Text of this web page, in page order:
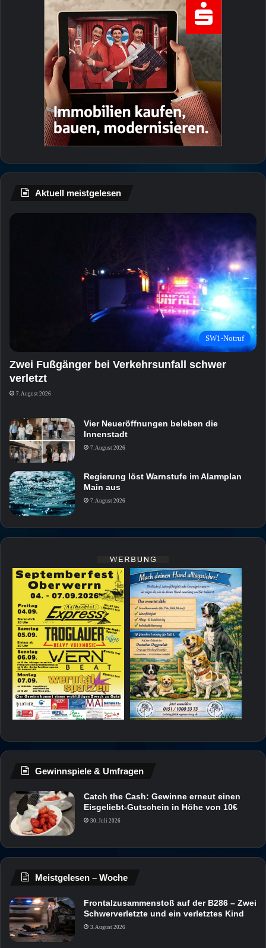
Aktuell meistgelesen
SW1-Notruf
Zwei Fußgänger bei Verkehrsunfall schwer
verletzt
7. August 2026
Vier Neueröffnungen beleben die
Innenstadt
7. August 2026
Regierung löst Warnstufe im Alarmplan
Main aus
7. August 2026
Gewinnspiele & Umfragen
Catch the Cash: Gewinne erneut einen
Eisgeliebt-Gutschein in Höhe von 10€
30. Juli 2026
Meistgelesen – Woche
Frontalzusammenstoß auf der B286 – Zwei
Schwerverletzte und ein verletztes Kind
3. August 2026